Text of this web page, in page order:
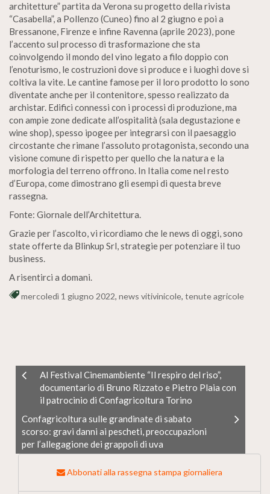
architetture” partita da Verona su progetto della rivista
“Casabella”, a Pollenzo (Cuneo) fino al 2 giugno e poi a
Bressanone, Firenze e infine Ravenna (aprile 2023), pone
l’accento sul processo di trasformazione che sta
coinvolgendo il mondo del vino legato a filo doppio con
l’enoturismo, le costruzioni dove si produce e i luoghi dove si
coltiva la vite. Le cantine famose per il loro prodotto lo sono
diventate anche per il contenitore, spesso realizzato da
archistar. Edifici connessi con i processi di produzione, ma
con ampie zone dedicate all’ospitalità (sala degustazione e
wine shop), spesso ipogee per integrarsi con il paesaggio
circostante che rimane l’assoluto protagonista, secondo una
visione comune di rispetto per quello che la natura e la
morfologia del terreno offrono. In Italia come nel resto
d’Europa, come dimostrano gli esempi di questa breve
rassegna.
Fonte: Giornale dell’Architettura.
Grazie per l’ascolto, vi ricordiamo che le news di oggi, sono
state offerte da Blinkup Srl, strategie per potenziare il tuo
business.
A risentirci a domani.
mercoledì 1 giugno 2022, news vitivinicole, tenute agricole
Al Festival Cinemambiente “Il respiro del riso”,
documentario di Bruno Rizzato e Pietro Plaia con
il patrocinio di Confagricoltura Torino
Confagricoltura sulle grandinate di sabato
scorso: gravi danni ai pescheti, preoccupazioni
per l’allegagione dei grappoli di uva
Abbonati alla rassegna stampa giornaliera